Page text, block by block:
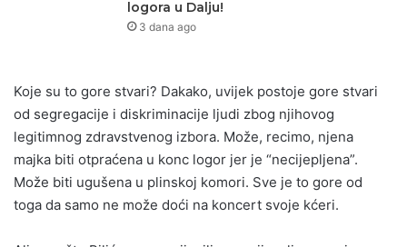
logora u Dalju!
3 dana ago
Koje su to gore stvari? Dakako, uvijek postoje gore stvari
od segregacije i diskriminacije ljudi zbog njihovog
legitimnog zdravstvenog izbora. Može, recimo, njena
majka biti otpraćena u konc logor jer je “necijepljena”.
Može biti ugušena u plinskoj komori. Sve je to gore od
toga da samo ne može doći na koncert svoje kćeri.